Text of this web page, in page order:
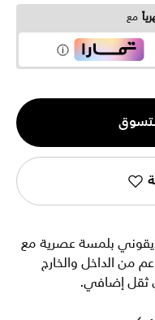
مع
بلمسة عصرية مع
من الداخل والخارج
ثقل إضافي.